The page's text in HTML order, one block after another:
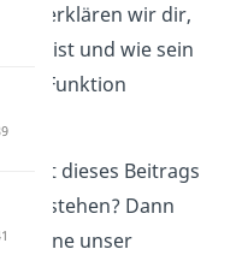
erklären wir dir,
ist und wie sein
Funktion
Inhalt dieses Beitrags
verstehen? Dann
gerne unser